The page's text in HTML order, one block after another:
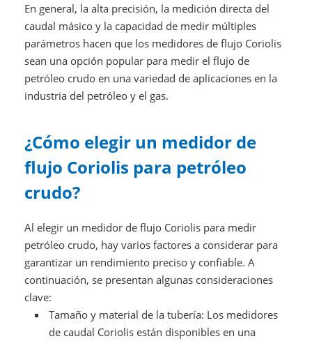
En general, la alta precisión, la medición directa del
caudal másico y la capacidad de medir múltiples
parámetros hacen que los medidores de flujo Coriolis
sean una opción popular para medir el flujo de
petróleo crudo en una variedad de aplicaciones en la
industria del petróleo y el gas.
¿Cómo elegir un medidor de
flujo Coriolis para petróleo
crudo?
Al elegir un medidor de flujo Coriolis para medir
petróleo crudo, hay varios factores a considerar para
garantizar un rendimiento preciso y confiable. A
continuación, se presentan algunas consideraciones
clave:
Tamaño y material de la tubería: Los medidores
de caudal Coriolis están disponibles en una